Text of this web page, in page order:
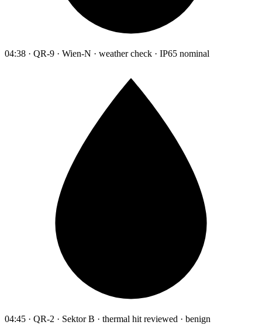
04:38 · QR-9 · Wien-N · weather check · IP65 nominal
04:45 · QR-2 · Sektor B · thermal hit reviewed · benign